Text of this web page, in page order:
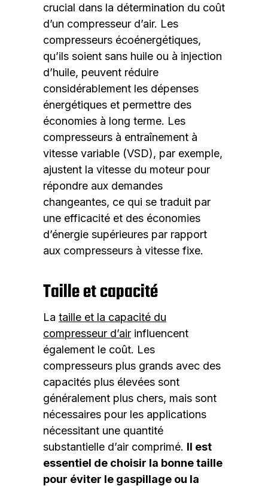
crucial dans la détermination du coût
d’un compresseur d’air. Les
compresseurs écoénergétiques,
qu’ils soient sans huile ou à injection
d’huile, peuvent réduire
considérablement les dépenses
énergétiques et permettre des
économies à long terme. Les
compresseurs à entraînement à
vitesse variable (VSD), par exemple,
ajustent la vitesse du moteur pour
répondre aux demandes
changeantes, ce qui se traduit par
une efficacité et des économies
d’énergie supérieures par rapport
aux compresseurs à vitesse fixe.
Taille et capacité
La taille et la capacité du
compresseur d’air influencent
également le coût. Les
compresseurs plus grands avec des
capacités plus élevées sont
généralement plus chers, mais sont
nécessaires pour les applications
nécessitant une quantité
substantielle d’air comprimé. Il est
essentiel de choisir la bonne taille
pour éviter le gaspillage ou la